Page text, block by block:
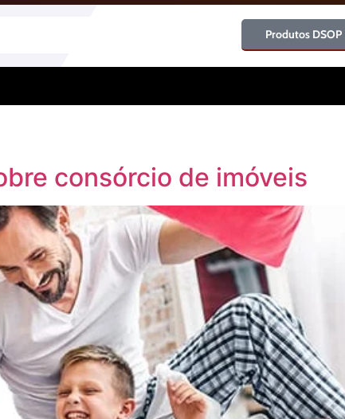
Produtos DSOP
consórcio de imóveis